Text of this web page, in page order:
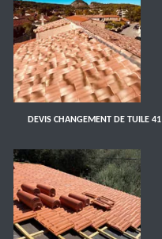
DEVIS CHANGEMENT DE TUILE 41